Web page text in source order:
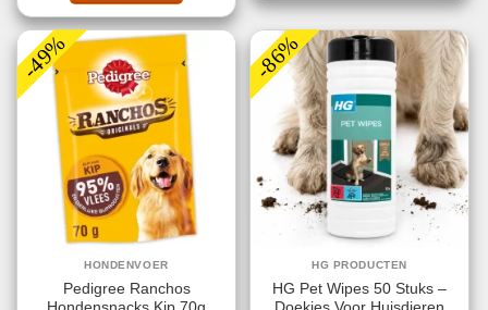
-49%
HONDENVOER
Pedigree Ranchos
-86%
HG PRODUCTEN
HG Pet Wipes 50 Stuks –